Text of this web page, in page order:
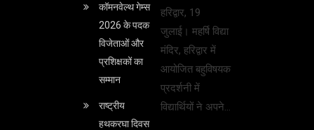
कॉमनवेल्थ गेम्स
2026 के पदक
विजेताओं और
प्रशिक्षकों का
सम्मान
राष्ट्रीय
हथकरघा दिवस
हरिद्वार, 19
जुलाई। महर्षि विद्या
मंदिर, हरिद्वार में
आयोजित बहुविषयक
प्रदर्शनी में
विद्यार्थियों ने अपने…